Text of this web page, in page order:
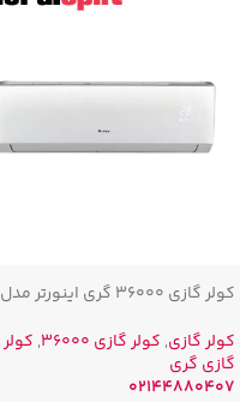
کولر گازی 36000 گری اینورتر مدل
کولر گازی, کولر گازی ۳۶۰۰۰ , کولر
گازی گری
02144880407